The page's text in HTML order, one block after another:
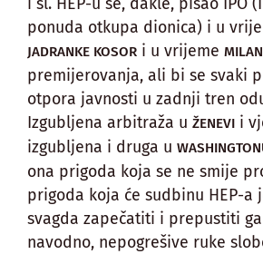
ponuda otkupa dionica) i u
JADRANKE KOSOR i u vrijeme
premijerovanja, ali bi se svaki
otpora javnosti u zadnji tren
Izgubljena arbitraža u ŽENEVI i
izgubljena i druga u
ona prigoda koja se ne smije
prigoda koja će sudbinu HEP-a
svagda zapečatiti i prepustiti
navodno, nepogrešive ruke